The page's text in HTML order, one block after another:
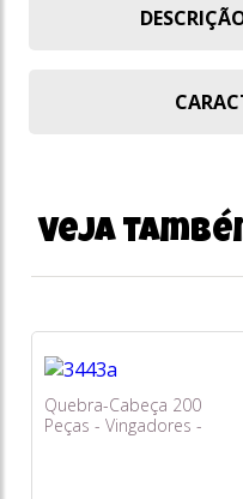
Veja
Quebra-Cabeça 200
Peças - Vingadores -